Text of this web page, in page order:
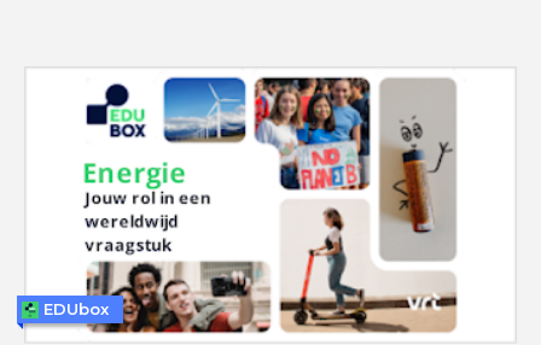
EDUbox